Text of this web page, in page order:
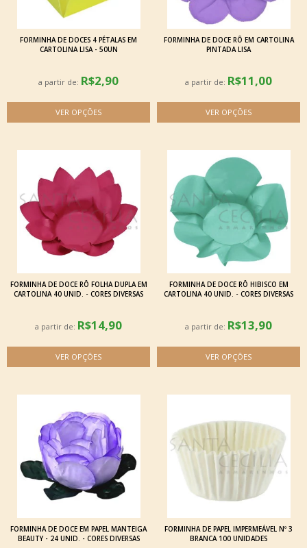
FORMINHA DE DOCES 4 PÉTALAS EM
CARTOLINA LISA - 50UN
a partir de: R$2,90
FORMINHA DE DOCE RÔ EM CARTOLINA
PINTADA LISA
a partir de: R$11,00
FORMINHA DE DOCE RÔ FOLHA DUPLA EM
CARTOLINA 40 UNID. - CORES DIVERSAS
a partir de: R$14,90
FORMINHA DE DOCE RÔ HIBISCO EM
CARTOLINA 40 UNID. - CORES DIVERSAS
a partir de: R$13,90
FORMINHA DE DOCE EM PAPEL MANTEIGA
BEAUTY - 24 UNID. - CORES DIVERSAS
FORMINHA DE PAPEL IMPERMEÁVEL Nº 3
BRANCA 100 UNIDADES